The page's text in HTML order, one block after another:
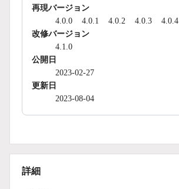
再現バージョン
4.0.0
4.0.1 4.0.2 4.0.3
4.0.4
改修バージョン
4.1.0
公開日
2023-02-27
更新日
2023-08-04
詳細